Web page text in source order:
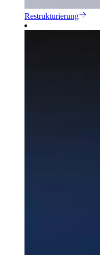
Restrukturierung